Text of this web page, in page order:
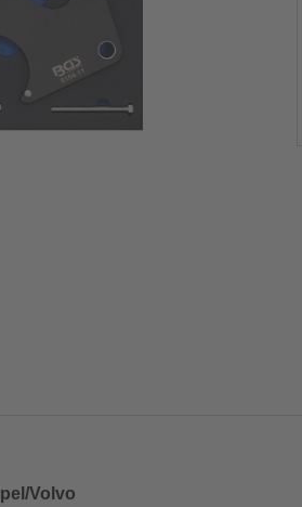
Volvo